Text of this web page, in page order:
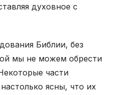
духовное с
Библии, без
мы не можем обрести
части
ясны, что их